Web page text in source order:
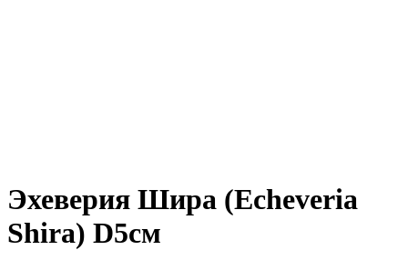
Эхеверия Шира (Echeveria
Shira) D5см